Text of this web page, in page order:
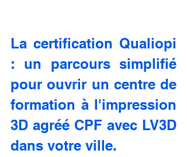
La certification Qualiopi
: un parcours simplifié
pour ouvrir un centre de
formation à l'impression
3D agréé CPF avec LV3D
dans votre ville.